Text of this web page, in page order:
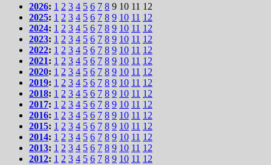
2026: 1 2 3 4 5 6 7 8 9 10 11 12
2025: 1 2 3 4 5 6 7 8 9 10 11 12
2024: 1 2 3 4 5 6 7 8 9 10 11 12
2023: 1 2 3 4 5 6 7 8 9 10 11 12
2022: 1 2 3 4 5 6 7 8 9 10 11 12
2021: 1 2 3 4 5 6 7 8 9 10 11 12
2020: 1 2 3 4 5 6 7 8 9 10 11 12
2019: 1 2 3 4 5 6 7 8 9 10 11 12
2018: 1 2 3 4 5 6 7 8 9 10 11 12
2017: 1 2 3 4 5 6 7 8 9 10 11 12
2016: 1 2 3 4 5 6 7 8 9 10 11 12
2015: 1 2 3 4 5 6 7 8 9 10 11 12
2014: 1 2 3 4 5 6 7 8 9 10 11 12
2013: 1 2 3 4 5 6 7 8 9 10 11 12
2012: 1 2 3 4 5 6 7 8 9 10 11 12